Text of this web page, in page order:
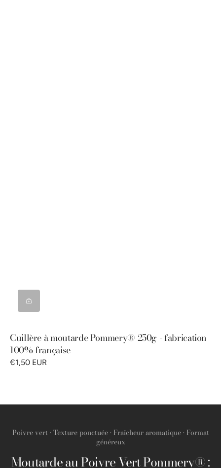
Cuillère à moutarde Pommery® 250g - fabrication
100% française
€1,50 EUR
Poivre vert • Texture ponctuée • Fraîcheur aromatique • Format
généreux
Moutarde au Poivre Vert Pommery® :